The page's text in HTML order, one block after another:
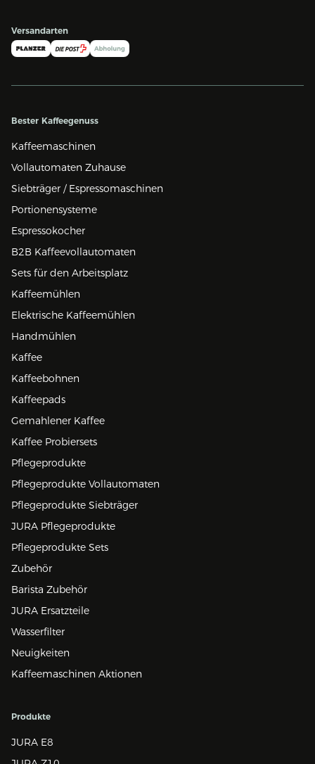
Versandarten
Bester Kaffeegenuss
Kaffeemaschinen
Vollautomaten Zuhause
Siebträger / Espressomaschinen
Portionensysteme
Espressokocher
B2B Kaffeevollautomaten
Sets für den Arbeitsplatz
Kaffeemühlen
Elektrische Kaffeemühlen
Handmühlen
Kaffee
Kaffeebohnen
Kaffeepads
Gemahlener Kaffee
Kaffee Probiersets
Pflegeprodukte
Pflegeprodukte Vollautomaten
Pflegeprodukte Siebträger
JURA Pflegeprodukte
Pflegeprodukte Sets
Zubehör
Barista Zubehör
JURA Ersatzteile
Wasserfilter
Neuigkeiten
Kaffeemaschinen Aktionen
Produkte
JURA E8